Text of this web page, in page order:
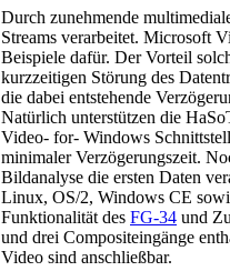
Durch zunehmende
Streams verarbeitet. Microsoft
Beispiele dafür. Der Vorteil
kurzzeitigen Störung des
die dabei entstehende
Natürlich unterstützen die
Video- for- Windows
minimaler Verzögerungszeit.
Bildanalyse die ersten Daten
Linux, OS/2, Windows CE
Funktionalität des FG-34 und
und drei Compositeingänge
Video sind anschließbar.